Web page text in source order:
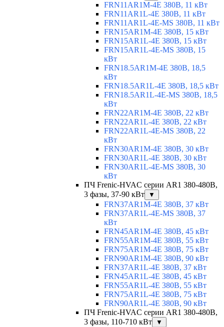
FRN11AR1M-4E 380В, 11 кВт
FRN11AR1L-4E 380В, 11 кВт
FRN11AR1L-4E-MS 380В, 11 кВт
FRN15AR1M-4E 380В, 15 кВт
FRN15AR1L-4E 380В, 15 кВт
FRN15AR1L-4E-MS 380В, 15
кВт
FRN18.5AR1M-4E 380В, 18,5
кВт
FRN18.5AR1L-4E 380В, 18,5 кВт
FRN18.5AR1L-4E-MS 380В, 18,5
кВт
FRN22AR1M-4E 380В, 22 кВт
FRN22AR1L-4E 380В, 22 кВт
FRN22AR1L-4E-MS 380В, 22
кВт
FRN30AR1M-4E 380В, 30 кВт
FRN30AR1L-4E 380В, 30 кВт
FRN30AR1L-4E-MS 380В, 30
кВт
ПЧ Frenic-HVAC серии AR1 380-480В,
3 фазы, 37-90 кВт
▼
FRN37AR1M-4E 380В, 37 кВт
FRN37AR1L-4E-MS 380В, 37
кВт
FRN45AR1M-4E 380В, 45 кВт
FRN55AR1M-4E 380В, 55 кВт
FRN75AR1M-4E 380В, 75 кВт
FRN90AR1M-4E 380В, 90 кВт
FRN37AR1L-4E 380В, 37 кВт
FRN45AR1L-4E 380В, 45 кВт
FRN55AR1L-4E 380В, 55 кВт
FRN75AR1L-4E 380В, 75 кВт
FRN90AR1L-4E 380В, 90 кВт
ПЧ Frenic-HVAC серии AR1 380-480В,
3 фазы, 110-710 кВт
▼